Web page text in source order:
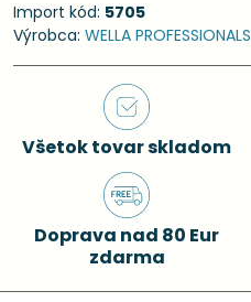
Import kód: 5705
Výrobca: WELLA PROFESSIONALS
Všetok tovar skladom
Doprava nad 80 Eur
zdarma